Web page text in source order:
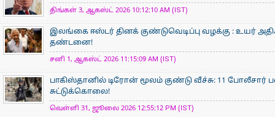
திங்கள் 3, ஆகஸ்ட் 2026 10:12:10 AM (IST)
இலங்கை ஈஸ்டர் தினக் குண்டுவெடிப்பு வழக்கு : உயர்
தண்டனை!
சனி 1, ஆகஸ்ட் 2026 11:15:09 AM (IST)
பாகிஸ்தானில் டிரோன் மூலம் குண்டு வீச்சு: 11 போலீசார்
சுட்டுக்கொலை!
வெள்ளி 31, ஜூலை 2026 12:55:12 PM (IST)